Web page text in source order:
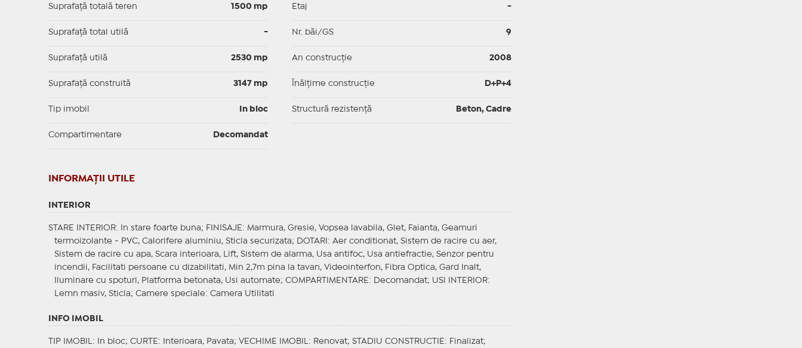
Suprafață totală teren 1500 mp
Suprafaţă total utilă -
Suprafaţă utilă 2530 mp
Suprafaţă construită 3147 mp
Tip imobil In bloc
Compartimentare Decomandat
Etaj -
Nr. băi/GS 9
An construcție 2008
Înălțime construcție D+P+4
Structură rezistență Beton, Cadre
INFORMAŢII UTILE
INTERIOR
STARE INTERIOR: In stare foarte buna; FINISAJE : Marmura, Gresie, Vopsea lavabila, Glet, Faianta, Geamuri
termoizolante - PVC, Calorifere aluminiu, Sticla securizata;
DOTARI : Aer conditionat, Sistem de racire cu aer,
Sistem de racire cu apa, Scara interioara, Lift, Sistem de alarma, Usa antifoc, Usa antiefractie, Senzor pentru
incendii, Facilitati persoane cu dizabilitati, Min 2,7m pina la tavan, Videointerfon, Fibra Optica, Gard Inalt,
Iluminare cu spoturi, Platforma betonata, Usi automate; COMPARTIMENTARE : Decomandat; USI INTERIOR:
Lemn masiv, Sticla; Camere speciale: Camera Utilitati
INFO IMOBIL
TIP IMOBIL : In bloc; CURTE : Interioara, Pavata; VECHIME IMOBIL : Renovat; STADIU CONSTRUCTIE : Finalizat;